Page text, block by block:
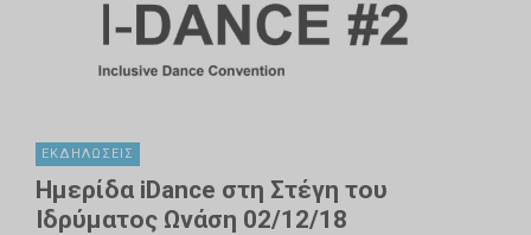
ΕΚΔΗΛΏΣΕΙΣ
Ημερίδα iDance στη Στέγη του
Ιδρύματος Ωνάση 02/12/18